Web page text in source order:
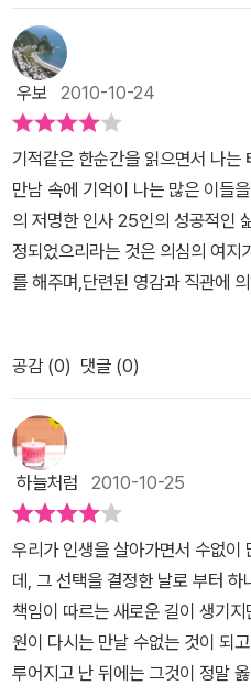
의지가 얼마나큰성과를 이룰 수
로 슬픔에 빠진 소녀의 '16년동안
에 종교의 큰힘을알게 되어 하나
일지라도 언제나 신앞에 순종하는
않은 삶동안 인생의 길목에서 만
화시켰는지를 알게되면서과연 나
었는지 되돌아가 보게 된다. 이미
아닐까. 우매한 인간이라 놓쳐버
고 한탄하기 전에 기적을 알아챌
정해준 책이라... 나이가 들어서는
들... 그리고 연대로 기억하는 내
기가 듣고 싶어져 다시 읽기 시작
는 사람들 하나하나를 다 사랑하
에게 그런 고통이 함께했는지 미처
맞추고 회복기에 도리어 불안감이
렴풋이 느낀적이 있다. 처음 크게
자의 이야기인냥 죽겠군 했었는데
면서 도리어 불안해졌다. 다시 아
어쩌지... 초조해했었다. 언덕길이
어가고 시장바구니를 든 주부가
모든 생명, 나뭇잎을 흔들어 주는
았고 그것들을 위해 좀 더 일을 했
감속에서 보신 세상... 고뇌스러운
인상적이였다. 고뇌스러운 희망...
무나 사랑하신 박경리님의 마음이
들었다. 주말엔 다시 토지를 읽어야
우보 2010-10-24
기적같은 한순간을 읽으면서 나는
만남 속에 기억이 나는 많은 이들
의 저명한 인사 25인의 성공적인
정되었으리라는 것은 의심의 여지
를 해주며,단련된 영감과 직관에
시고,학창 시절에는 스승의 엄격
주듯 살아오면서 나를 어여삐 봐주
네준 한마디 한마디가 오늘따라 '
람은 우물안 개구리마냥 좁은 세상
아니다.보다 광활하게 펼쳐진 우
고 사랑하며 가르치는 마음을 견
서 태어난 쥐는 자연히 쌀과 벼를
는 자신도 모르게 더러운 것을 먹
이 잘되면 제 공이고 안되면 조상
글을 빛나게 해 주신 분들은 모두
주의 주인인 자신의 인생을 갈고
다.복잡하고 난해한 것은 아니지
공감 (0) 댓글 (0)
하늘처럼 2010-10-25
우리가 인생을 살아가면서 수없이
데, 그 선택을 결정한 날로 부터
책임이 따르는 새로운 길이 생기
원이 다시는 만날 수없는 것이 되
루어지고 난 뒤에는 그것이 정말